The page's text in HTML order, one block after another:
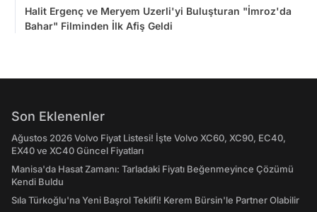
Halit Ergenç ve Meryem Uzerli'yi Buluşturan "İmroz'da
Bahar" Filminden İlk Afiş Geldi
Son Eklenenler
Ağustos 2026 Volvo Fiyat Listesi! İşte Volvo XC60, XC90, EC40,
EX40 ve XC40 Güncel Fiyatları
Manisa'da Hasat Zamanı: Tarladaki Fiyatı Beğenmeyince Çözümü
Kendi Buldu
Sıla Türkoğlu'na Yeni Başrol Teklifi! Kerem Bürsin'le Partner Olabilir